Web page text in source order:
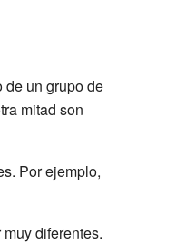
de un grupo de
mitad son
Por ejemplo,
diferentes.